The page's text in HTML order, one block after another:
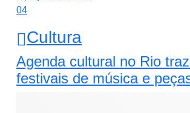
04
Cultura
Agenda cultural no Rio
festivais de música e